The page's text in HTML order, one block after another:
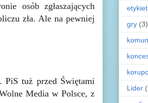
osób zgłaszających
zła. Ale na pewniej
PiS tuż przed Świętami
Media w Polsce, z
gry (3)
Lider